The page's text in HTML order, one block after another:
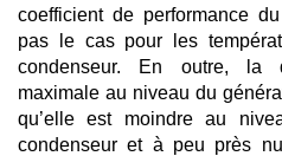
coefficient de performance
pas le cas pour les
condenseur. En outre, la
maximale au niveau du
qu’elle est moindre au
condenseur et à peu près